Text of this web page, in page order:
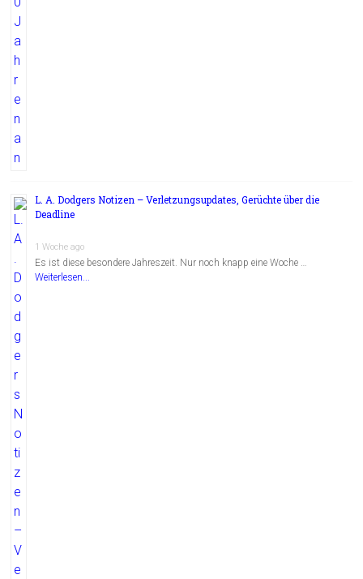
L. A. Dodgers Notizen – Verletzungsupdates, Gerüchte über die
Deadline
1 Woche ago
Es ist diese besondere Jahreszeit. Nur noch knapp eine Woche …
Weiterlesen...